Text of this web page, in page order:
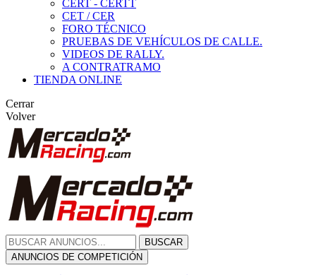
CERT - CERTT
CET / CER
FORO TÉCNICO
PRUEBAS DE VEHÍCULOS DE CALLE.
VIDEOS DE RALLY.
A CONTRATRAMO
TIENDA ONLINE
Cerrar
Volver
BUSCAR
ANUNCIOS DE COMPETICIÓN